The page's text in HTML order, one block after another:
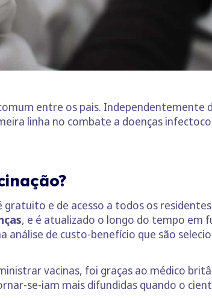
entre os pais. Independentemente
linha no combate a doenças
gratuito e de acesso a todos os
, e é atualizado o longo do tempo em
de custo-benefício que são
vacinas, foi graças ao médico
se-iam mais difundidas quando o